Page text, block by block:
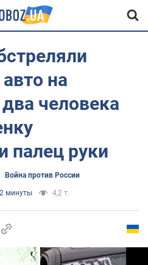
на
человека
палец руки
Война против России
2 минуты 4,2 т.